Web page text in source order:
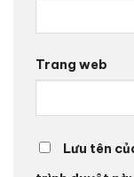
Trang web
Lưu tên